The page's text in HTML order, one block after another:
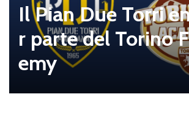
Il Pian Due Torri
r parte del Torino
emy